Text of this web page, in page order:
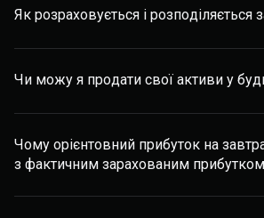
Як розраховується і розподіляється
Чи можу я продати свої активи у
Чому орієнтовний прибуток на
з фактичним зарахованим